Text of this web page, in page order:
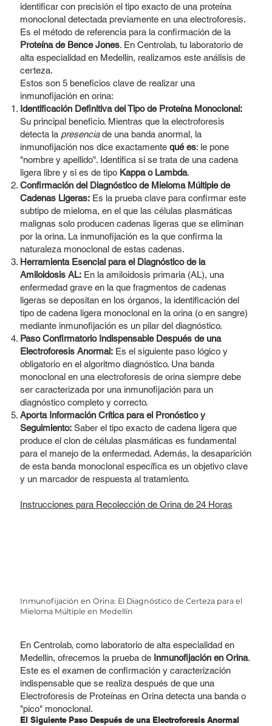
identificar con precisión el tipo exacto de una proteína
monoclonal detectada previamente en una electroforesis.
Es el método de referencia para la confirmación de la
Proteína de Bence Jones. En Centrolab, tu laboratorio de
alta especialidad en Medellín, realizamos este análisis de
certeza.
Estos son 5 beneficios clave de realizar una
inmunofijación en orina:
Identificación Definitiva del Tipo de Proteína Monoclonal:
Su principal beneficio. Mientras que la electroforesis
detecta la presenciade una banda anormal, la
inmunofijación nos dice exactamente qué es: le pone
"nombre y apellido". Identifica si se trata de una cadena
ligera libre y si es de tipo Kappa o Lambda.
Confirmación del Diagnóstico de Mieloma Múltiple de
Cadenas Ligeras:Es la prueba clave para confirmar este
subtipo de mieloma, en el que las células plasmáticas
malignas solo producen cadenas ligeras que se eliminan
por la orina. La inmunofijación es la que confirma la
naturaleza monoclonal de estas cadenas.
Herramienta Esencial para el Diagnóstico de la
Amiloidosis AL:En la amiloidosis primaria (AL), una
enfermedad grave en la que fragmentos de cadenas
ligeras se depositan en los órganos, la identificación del
tipo de cadena ligera monoclonal en la orina (o en sangre)
mediante inmunofijación es un pilar del diagnóstico.
Paso Confirmatorio Indispensable Después de una
Electroforesis Anormal:Es el siguiente paso lógico y
obligatorio en el algoritmo diagnóstico. Una banda
monoclonal en una electroforesis de orina siempre debe
ser caracterizada por una inmunofijación para un
diagnóstico completo y correcto.
Aporta Información Crítica para el Pronóstico y
Seguimiento:Saber el tipo exacto de cadena ligera que
produce el clon de células plasmáticas es fundamental
para el manejo de la enfermedad. Además, la desaparición
de esta banda monoclonal específica es un objetivo clave
y un marcador de respuesta al tratamiento.
Instrucciones para Recolección de Orina de 24 Horas
Inmunofijación en Orina: El Diagnóstico de Certeza para el
Mieloma Múltiple en Medellín
En Centrolab, como laboratorio de alta especialidad en
Medellín, ofrecemos la prueba de Inmunofijación en Orina.
Este es el examen de confirmación y caracterización
indispensable que se realiza después de que una
Electroforesis de Proteínas en Orina detecta una banda o
"pico" monoclonal.
El Siguiente Paso Después de una Electroforesis Anormal